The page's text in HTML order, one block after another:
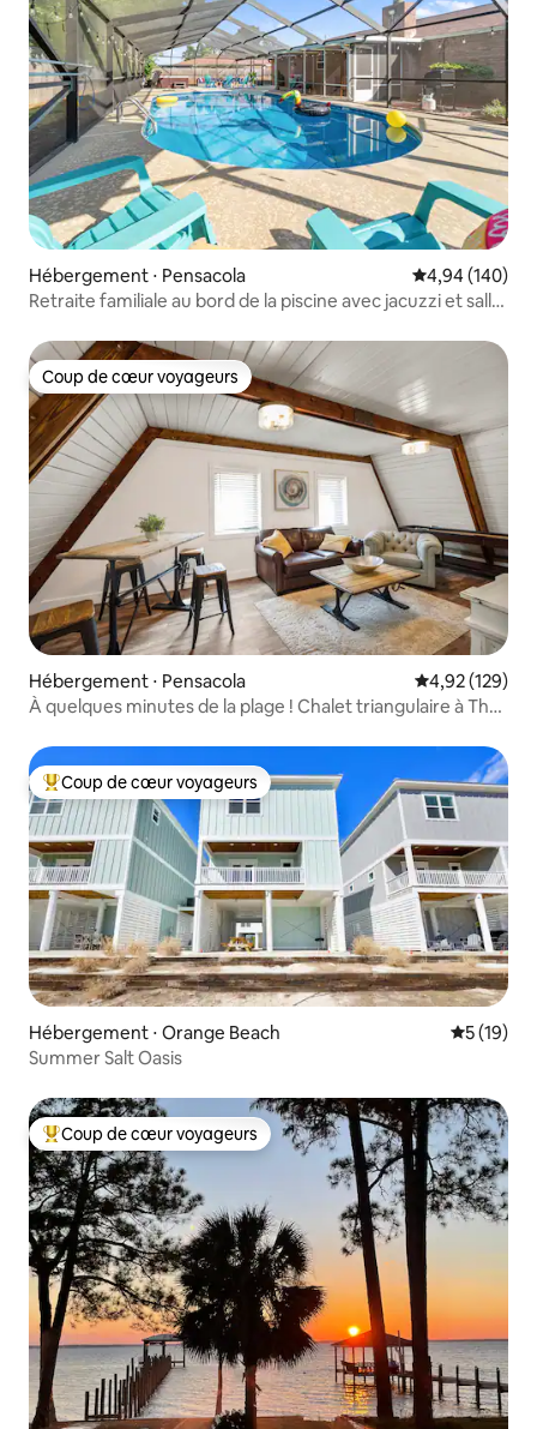
Hébergement ⋅ Pensacola Évaluation
4,94 (140)
Retraite familiale au bord de la piscine avec jacuzzi et salle
Coup de cœur voyageurs
Coup de cœur voyageurs
Hébergement ⋅ Pensacola Évaluation
4,92 (129)
À quelques minutes de la plage ! Chalet triangulaire à The
Coups de cœur voyageurs les plus appréciés
Coup de cœur voyageurs
Hébergement ⋅ Orange Beach
5 (19)
Summer Salt Oasis
Coups de cœur voyageurs les plus appréciés
Coup de cœur voyageurs